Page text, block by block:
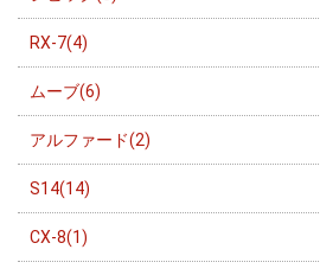
RX-7(4)
ムーブ(6)
アルファード(2)
S14(14)
CX-8(1)